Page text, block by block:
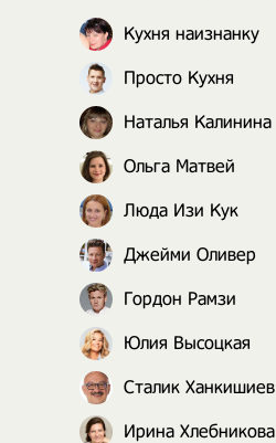
Кухня наизнанку
Просто Кухня
Наталья Калинина
Ольга Матвей
Люда Изи Кук
Джейми Оливер
Гордон Рамзи
Юлия Высоцкая
Сталик Ханкишиев
Ирина Хлебникова